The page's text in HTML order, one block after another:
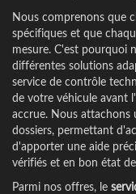
Nous comprenons que
spécifiques et que
mesure. C'est pourquoi
différentes solutions
service de contrôle
de votre véhicule avant
accrue. Nous attachons
dossiers, permettant
d'apporter une aide
vérifiés et en bon état
Parmi nos offres, le